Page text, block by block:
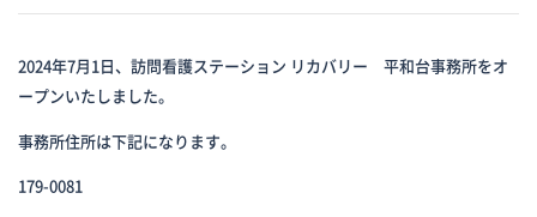
採用情報
お問い合わせ
2024年7月1日、訪問看護ステーション リカバリー 平和台事務所をオ
ープンいたしました。
事務所住所は下記になります。
179-0081